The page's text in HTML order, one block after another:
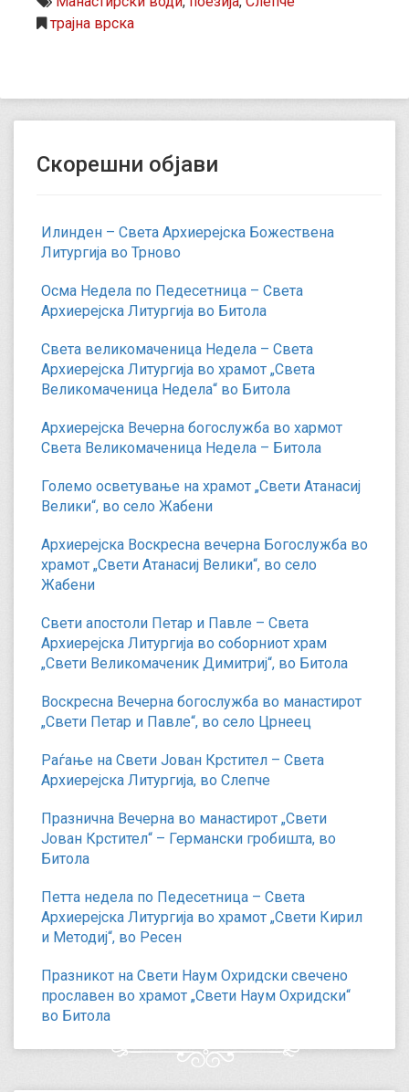
трајна врска
Скорешни објави
Илинден – Света Архиерејска Божествена
Литургија во Трново
Осма Недела по Педесетница – Света
Архиерејска Литургија во Битола
Света великомаченица Недела – Света
Архиерејска Литургија во храмот „Света
Великомаченица Недела“ во Битола
Архиерејска Вечерна богослужба во хармот
Света Великомаченица Недела – Битола
Големо осветување на храмот „Свети Атанасиј
Велики“, во село Жабени
Архиерејска Воскресна вечерна Богослужба во
храмот „Свети Атанасиј Велики“, во село
Жабени
Свети апостоли Петар и Павле – Света
Архиерејска Литургија во соборниот храм
„Свети Великомаченик Димитриј“, во Битола
Воскресна Вечерна богослужба во манастирот
„Свети Петар и Павле“, во село Црнеец
Раѓање на Свети Јован Крстител – Света
Архиерејска Литургија, во Слепче
Празнична Вечерна во манастирот „Свети
Јован Крстител“ – Германски гробишта, во
Битола
Петта недела по Педесетница – Света
Архиерејска Литургија во храмот „Свети Кирил
и Методиј“, во Ресен
Празникот на Свети Наум Охридски свечено
прославен во храмот „Свети Наум Охридски“
во Битола